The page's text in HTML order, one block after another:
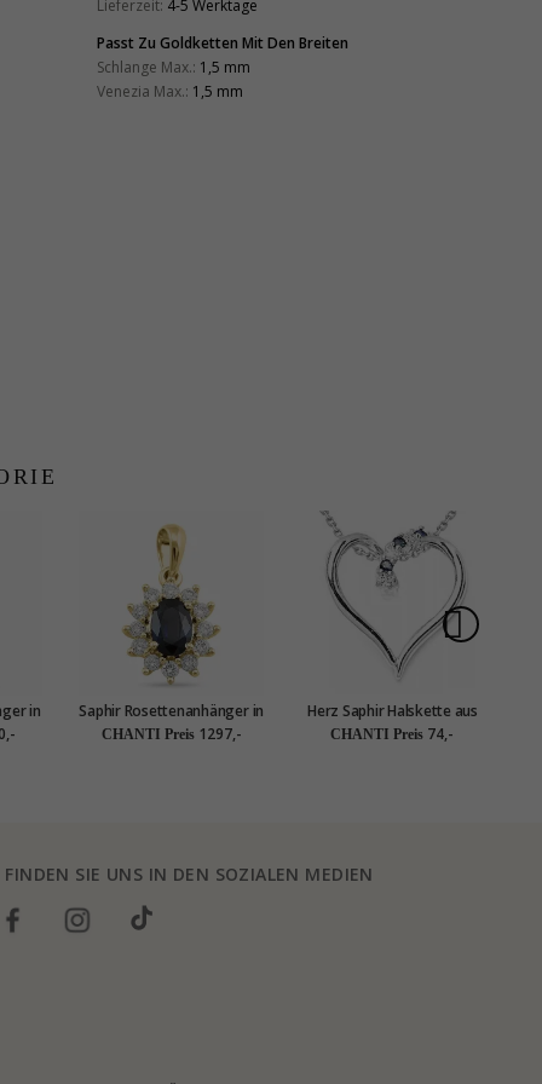
Lieferzeit: 4-5 Werktage
Passt Zu Goldketten Mit Den Breiten
Schlange Max.: 1,5 mm
Venezia Max.: 1,5 mm
in
ct
Saphir Rosettenanhänger in
14 karat Gold 0,26 ct 0,65
CHANTI Preis 1297,-
Herz Saphir Halskette aus
Silber und Anhänger aus
CHANTI Preis 74,-
FINDEN SIE UNS IN DEN SOZIALEN MEDIEN